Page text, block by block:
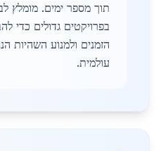
תוך מספר ימים. מומלץ
בפרויקטים גדולים כדי
הזמנים ולמנוע השהיות
עולמית.